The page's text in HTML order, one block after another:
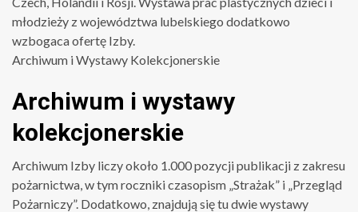
młodzieży z województwa lubelskiego dodatkowo
wzbogaca ofertę Izby.
Archiwum i Wystawy Kolekcjonerskie
Archiwum i wystawy
kolekcjonerskie
Archiwum Izby liczy około 1.000 pozycji publikacji z zakresu
pożarnictwa, w tym roczniki czasopism „Strażak” i „Przegląd
Pożarniczy”. Dodatkowo, znajdują się tu dwie wystawy